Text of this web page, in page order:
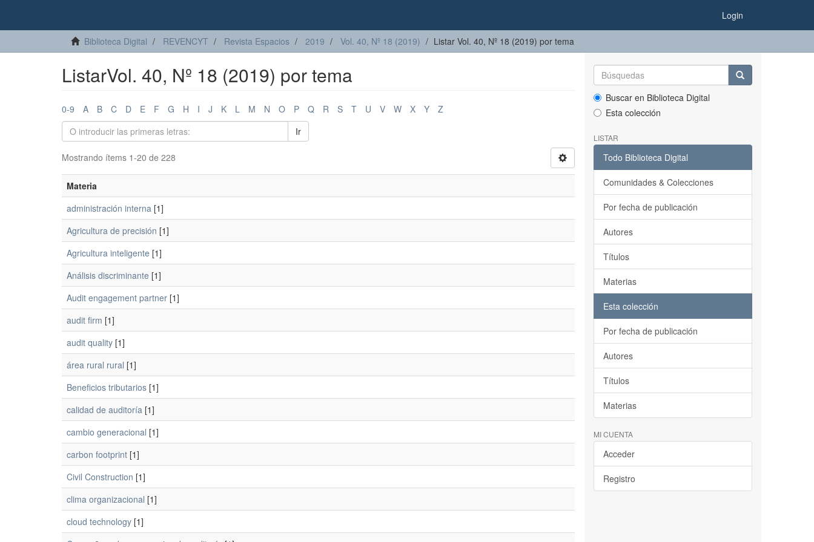
Login
Biblioteca Digital REVENCYT Revista Espacios 2019 Vol. 40, Nº 18 (2019) Listar Vol. 40, Nº 18 (2019) por tema
ListarVol. 40, Nº 18 (2019) por tema
0-9 A B C D E F G H I J K L M N O P Q R S T U V W X Y
Z
Ir
Mostrando ítems 1-20 de 228
Materia
administración interna [1]
Agricultura de precisión [1]
Agricultura inteligente [1]
Análisis discriminante [1]
Audit engagement partner [1]
audit firm [1]
audit quality [1]
área rural rural [1]
Beneficios tributarios [1]
calidad de auditoría [1]
cambio generacional [1]
carbon footprint [1]
Civil Construction [1]
clima organizacional [1]
cloud technology [1]
Buscar en Biblioteca Digital
Esta colección
LISTAR
Todo Biblioteca Digital
Comunidades & Colecciones
Por fecha de publicación
Autores
Títulos
Materias
Esta colección
Por fecha de publicación
Autores
Títulos
Materias
MI CUENTA
Acceder
Registro